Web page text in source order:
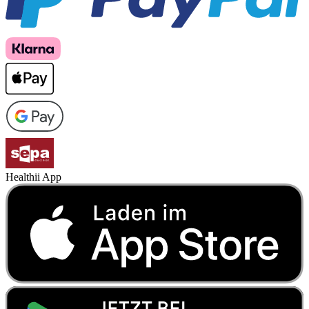
Healthii App